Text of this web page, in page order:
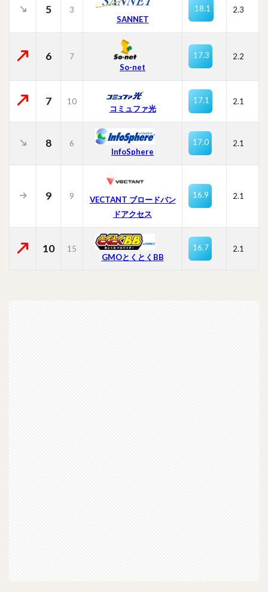
5
3
SANNET
18.1 2.3
6
7
So-net
17.3 2.2
7 10
コミュファ光
17.1 2.1
8
6
InfoSphere
17.0 2.1
9 9
VECTANT ブロードバン
ドアクセス
16.9 2.1
10
15
GMOとくとくBB
16.7 2.1